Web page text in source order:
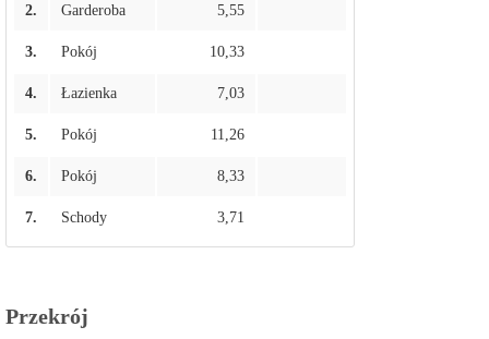
2. Garderoba 5,55
3. Pokój 10,33
4. Łazienka 7,03
5. Pokój 11,26
6. Pokój 8,33
7. Schody 3,71
Przekrój